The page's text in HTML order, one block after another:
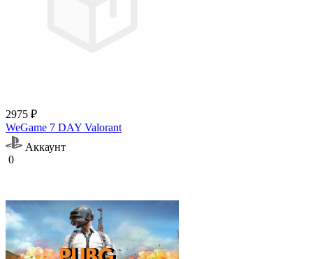
2975 ₽
WeGame 7 DAY Valorant
Аккаунт
0